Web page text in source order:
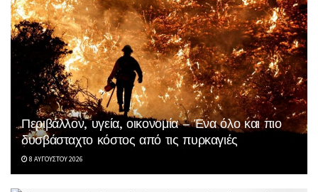
Περιβάλλον, υγεία, οικονομία – Ένα όλο και πιο
δυσβάσταχτο κόστος από τις πυρκαγιές
8 ΑΥΓΟΎΣΤΟΥ 2026